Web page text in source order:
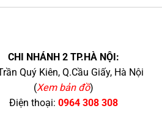
CHI NHÁNH 2 TP.HÀ NỘI:
Quý Kiên, Q.Cầu Giấy, Hà Nội
(Xem bản đồ)
Điện thoại: 0964 308 308